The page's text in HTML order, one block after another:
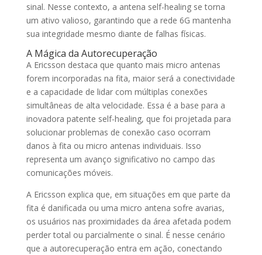
sinal. Nesse contexto, a antena self-healing se torna
um ativo valioso, garantindo que a rede 6G mantenha
sua integridade mesmo diante de falhas físicas.
A Mágica da Autorecuperação
A Ericsson destaca que quanto mais micro antenas
forem incorporadas na fita, maior será a conectividade
e a capacidade de lidar com múltiplas conexões
simultâneas de alta velocidade. Essa é a base para a
inovadora patente self-healing, que foi projetada para
solucionar problemas de conexão caso ocorram
danos à fita ou micro antenas individuais. Isso
representa um avanço significativo no campo das
comunicações móveis.
A Ericsson explica que, em situações em que parte da
fita é danificada ou uma micro antena sofre avarias,
os usuários nas proximidades da área afetada podem
perder total ou parcialmente o sinal. É nesse cenário
que a autorecuperação entra em ação, conectando